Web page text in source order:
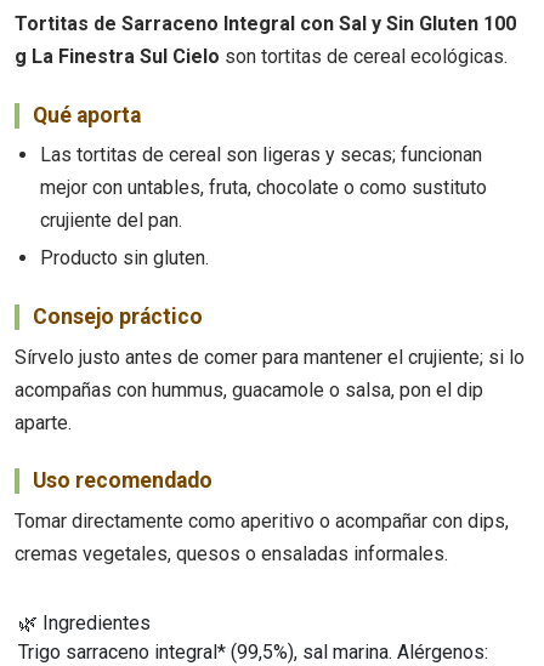
Tortitas de Sarraceno Integral con Sal y Sin Gluten 100
g La Finestra Sul Cielo son tortitas de cereal ecológicas.
Qué aporta
Las tortitas de cereal son ligeras y secas; funcionan
mejor con untables, fruta, chocolate o como sustituto
crujiente del pan.
Producto sin gluten.
Consejo práctico
Sírvelo justo antes de comer para mantener el crujiente; si lo
acompañas con hummus, guacamole o salsa, pon el dip
aparte.
Uso recomendado
Tomar directamente como aperitivo o acompañar con dips,
cremas vegetales, quesos o ensaladas informales.
🌿 Ingredientes
Trigo sarraceno integral* (99,5%), sal marina. Alérgenos: